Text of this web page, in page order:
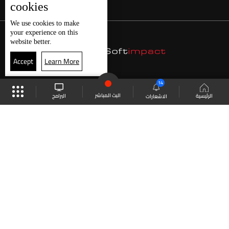
الرئيسية الاشعارات
14
البث المباشر البرامج
cookies
We use cookies to make
your experience on this
website better.
Accept Learn More
موقع البرامج الجدول البث المباشر